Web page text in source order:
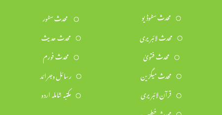
محدث سٹوڈیو
محدث سٹور
محدث لائبریری
محدث حدیث
محدث فتویٰ
محدث فورم
محدث میگزین
رسائل وجرائد
قرآن لائبریری
مکتبہ شاملہ اردو